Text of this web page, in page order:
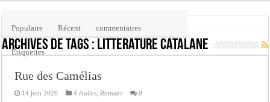
Archives de tags : littérature catalane
Rue des Camélias
14 juin 2026 4 étoiles ,Romans 0
Populaire Récent commentaires
Etiquettes